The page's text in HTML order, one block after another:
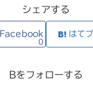
シェアする
Facebook
0
はてブ
Bをフォローする